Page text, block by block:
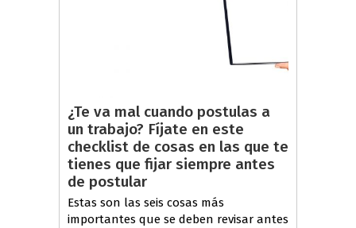
¿Te va mal cuando postulas a
un trabajo? Fíjate en este
checklist de cosas en las que te
tienes que fijar siempre antes
de postular
Estas son las seis cosas más
importantes que se deben revisar antes